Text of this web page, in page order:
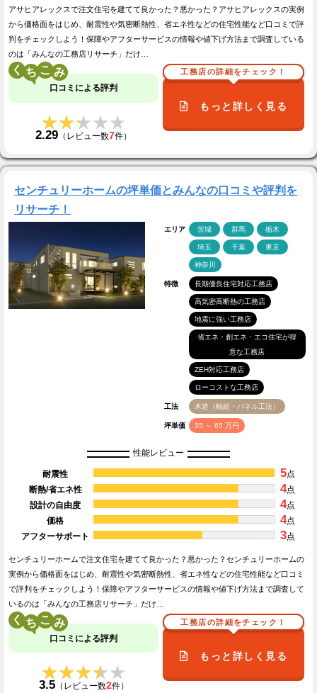
アサヒアレックスで注文住宅を建てて良かった？悪かった？アサヒアレックスの実例
から価格面をはじめ、耐震性や気密断熱性、省エネ性などの住宅性能など口コミで評
判をチェックしよう！保障やアフターサービスの情報や値下げ方法まで調査している
のは「みんなの工務店リサーチ」だけ…
く こ
口コミによる評判
★★★★★
★★★★★
2.29 （レビュー数7件）
工務店の詳細をチェック！
もっと詳しく見る
センチュリーホームの坪単価とみんなの口コミや評判を
リサーチ！
エリア 茨城 群馬 栃木
埼玉 千葉 東京
神奈川
特徴 長期優良住宅対応工務店
高気密高断熱の工務店
地震に強い工務店
省エネ・創エネ・エコ住宅が得
意な工務店
ZEH対応工務店
ローコストな工務店
工法 木造（軸組・パネル工法）
坪単価 35 ～ 65 万円
性能レビュー
耐震性 5点
断熱/省エネ性
4点
設計の自由度
4点
価格
4点
アフターサポート
3点
センチュリーホームで注文住宅を建てて良かった？悪かった？センチュリーホームの
実例から価格面をはじめ、耐震性や気密断熱性、省エネ性などの住宅性能など口コミ
で評判をチェックしよう！保障やアフターサービスの情報や値下げ方法まで調査して
いるのは「みんなの工務店リサーチ」だけ…
く こ
口コミによる評判
★★★★★
★★★★★
3.5（レビュー数2件）
工務店の詳細をチェック！
もっと詳しく見る